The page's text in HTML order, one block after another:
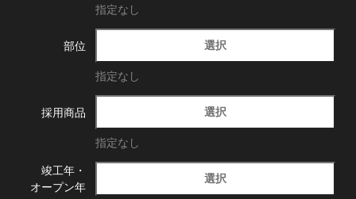
指定なし
部位 選択
指定なし
採用商品 選択
指定なし
竣工年・
オープン年
選択